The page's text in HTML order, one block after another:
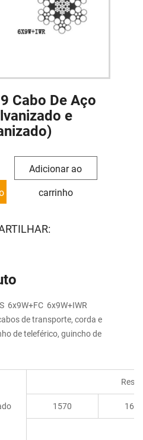
Cabo De Aço
e
Adicionar ao
carrinho
6x9W+FC 6x9W+IWR
de transporte, corda e
de teleférico, guincho de
1570 1670